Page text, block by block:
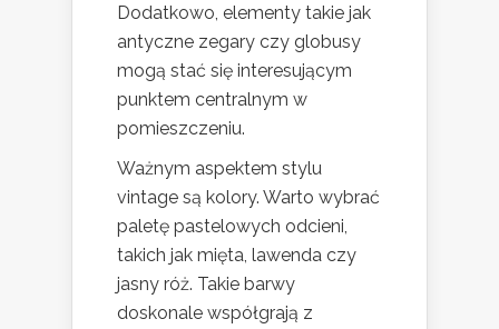
Dodatkowo, elementy takie jak
antyczne zegary czy globusy
mogą stać się interesującym
punktem centralnym w
pomieszczeniu.
Ważnym aspektem stylu
vintage są kolory. Warto wybrać
paletę pastelowych odcieni,
takich jak mięta, lawenda czy
jasny róż. Takie barwy
doskonale współgrają z